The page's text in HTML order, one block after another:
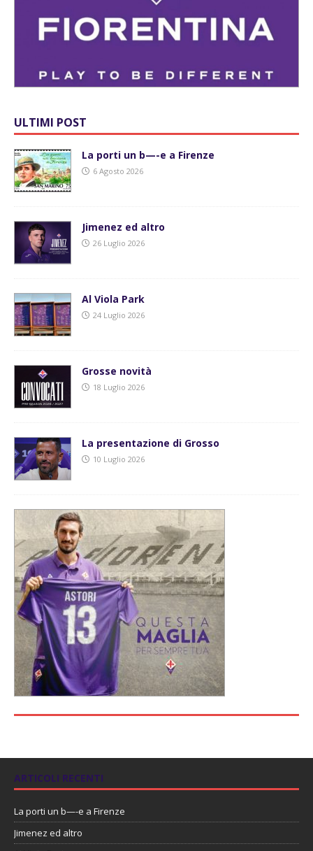
ULTIMI POST
La porti un b—-e a Firenze
6 Agosto 2026
Jimenez ed altro
26 Luglio 2026
Al Viola Park
24 Luglio 2026
Grosse novità
18 Luglio 2026
La presentazione di Grosso
10 Luglio 2026
ARTICOLI RECENTI
La porti un b—-e a Firenze
Jimenez ed altro